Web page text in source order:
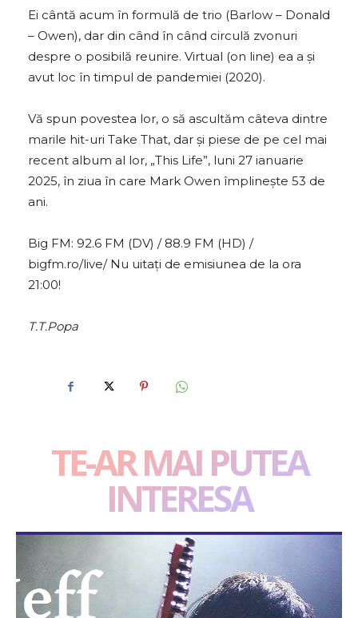
Ei cântă acum în formulă de trio (Barlow – Donald
– Owen), dar din când în când circulă zvonuri
despre o posibilă reunire. Virtual (on line) ea a și
avut loc în timpul de pandemiei (2020).
Vă spun povestea lor, o să ascultăm câteva dintre
marile hit-uri Take That, dar și piese de pe cel mai
recent album al lor, „This Life”, luni 27 ianuarie
2025, în ziua în care Mark Owen împlinește 53 de
ani.
Big FM: 92.6 FM (DV) / 88.9 FM (HD) /
bigfm.ro/live/ Nu uitați de emisiunea de la ora
21:00!
T.T.Popa
TE-AR MAI PUTEA
INTERESA